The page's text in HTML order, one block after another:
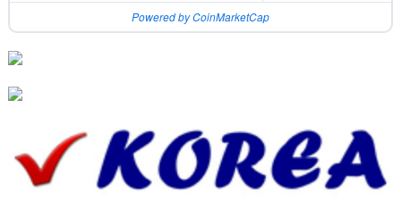
Powered by CoinMarketCap